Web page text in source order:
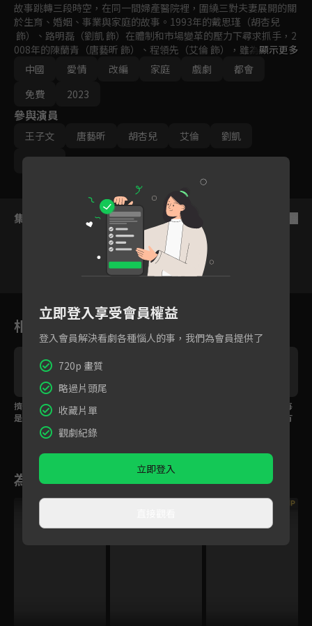
故事跳轉三段時空，在同一間婦產醫院裡，圍繞三對夫妻展開的關
於生育、婚姻、事業與家庭的故事。1993年的戴思瑾（胡杏兒
飾）、路明磊（劉凱 飾）在體制和市場變革的壓力下尋求抓手，2
008年的陳蘭青（唐藝昕 飾）、程領先（艾倫 飾），雖為人父母，
內心卻未長大成人，只得在媽媽和婆婆的夾縫中艱難生存，2022
年的路遠方（王子文 飾）、夏志雄（馬志威 飾）面對生活逐漸失
控，領悟到唯有與自己和解才能到達彼岸。
顯示更多
中國
愛情 改編 家庭 戲劇
都會
免費
2023
參與演員
王子文 唐藝昕 胡杏兒 艾倫
劉凱
馬志威
集數列表
2 3
相關花絮
擠母乳又是乳腺炎，又
是發高燒。陳蘭青哭喊
「要是擠母乳沒這麼
疼，我能不餵嗎！」
戴思瑾為孩子保存的每
個第一樣物品，你也有
為您推薦
VIP
立即登入享受會員權益
登入會員解決看劇各種惱人的事，我們為會員提供了
720p 畫質
略過片頭尾
收藏片單
觀劇紀錄
立即登入